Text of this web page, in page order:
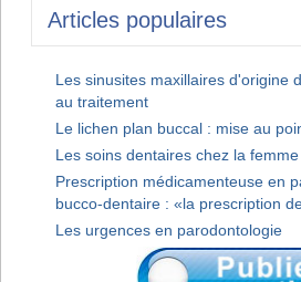
Articles populaires
Les sinusites maxillaires d'origine
au traitement
Le lichen plan buccal : mise au
Les soins dentaires chez la
Prescription médicamenteuse en
bucco-dentaire : «la prescription
Les urgences en parodontologie